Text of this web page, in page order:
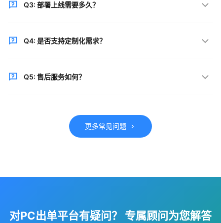
计，确保数据安全合规。高分通过等保三级认证，满足
Q3: 部署上线需要多久？
Q4: 是否支持定制化需求？
求进行个性化定制。
Q5: 售后服务如何？
系统稳定运行。
更多常见问题
对PC出单平台有疑问？ 专属顾问为您解答